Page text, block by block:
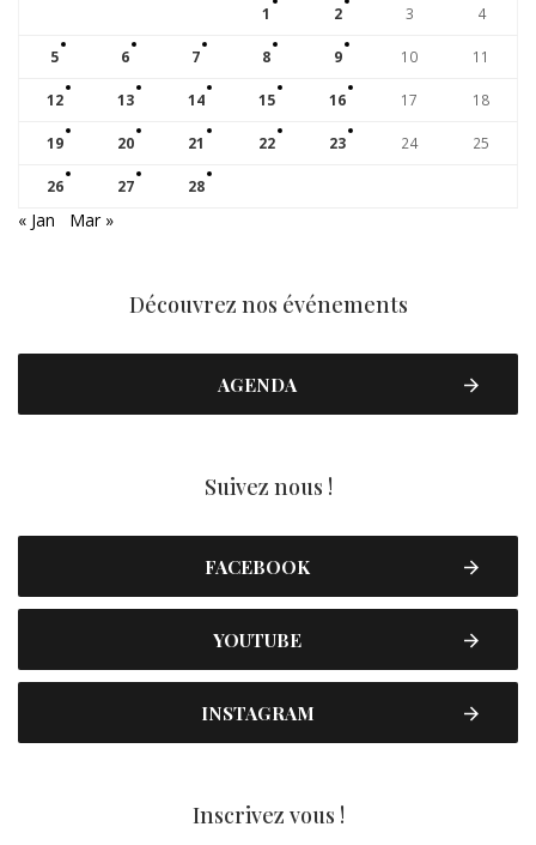
1 2 3 4
5 6 7 8 9 10 11
12 13 14 15 16 17 18
19 20 21 22 23 24 25
26 27 28
« Jan Mar »
Découvrez nos événements
AGENDA
Suivez nous !
FACEBOOK
YOUTUBE
INSTAGRAM
Inscrivez vous !